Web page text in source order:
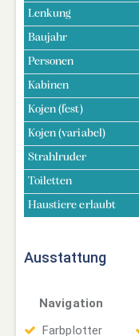
Lenkung
Baujahr
Personen
Kabinen
Kojen (fest)
Kojen (variabel)
Strahlruder
Toiletten
Haustiere erlaubt
Ausstattung
Navigation
Farbplotter